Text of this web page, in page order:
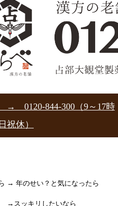
→ 0120-844-300（9～17時
祝休）
→ 年のせい？と気になったら
→スッキリしたいなら